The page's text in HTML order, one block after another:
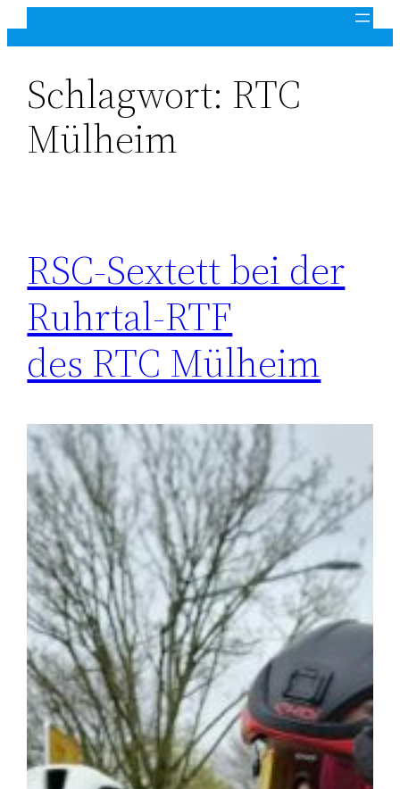
Inhalt
Schlagwort: RTC
Mülheim
RSC-Sextett bei der
Ruhrtal-RTF
des RTC Mülheim